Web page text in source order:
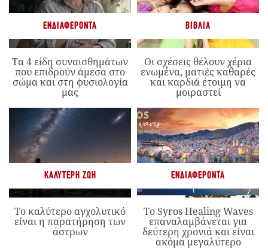
ΕΝΔΙΑΦΈΡΟΝΤΑ
Τα 4 είδη συναισθημάτων
που επιδρούν άμεσα στο
σώμα και στη φυσιολογία
μας
ΒΙΒΛΊΑ
Οι σχέσεις θέλουν χέρια
ενωμένα, ματιές καθαρές
και καρδιά έτοιμη να
μοιραστεί
ΚΑΛΎΤΕΡΗ ΖΩΉ
Το καλύτερο αγχολυτικό
είναι η παρατήρηση των
άστρων
ΕΝΔΙΑΦΈΡΟΝΤΑ
Το Syros Healing Waves
επαναλαμβάνεται για
δεύτερη χρονιά και είναι
ακόμα μεγαλύτερο